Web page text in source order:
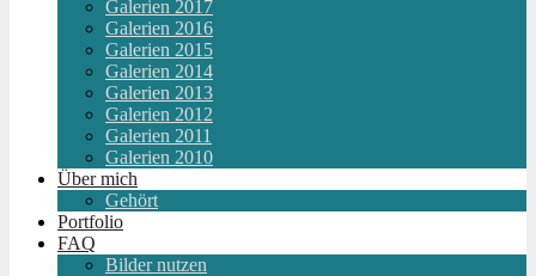
Galerien 2017
Galerien 2016
Galerien 2015
Galerien 2014
Galerien 2013
Galerien 2012
Galerien 2011
Galerien 2010
Über mich
Gehört
Portfolio
FAQ
Bilder nutzen